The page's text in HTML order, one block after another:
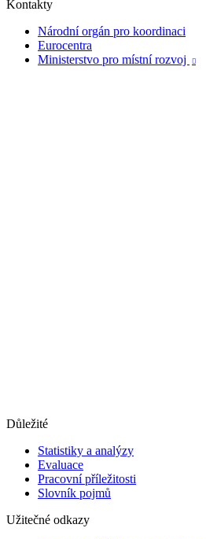
Kontakty
Národní orgán pro koordinaci
Eurocentra
Ministerstvo pro místní rozvoj

Důležité
Statistiky a analýzy
Evaluace
Pracovní příležitosti
Slovník pojmů
Užitečné odkazy